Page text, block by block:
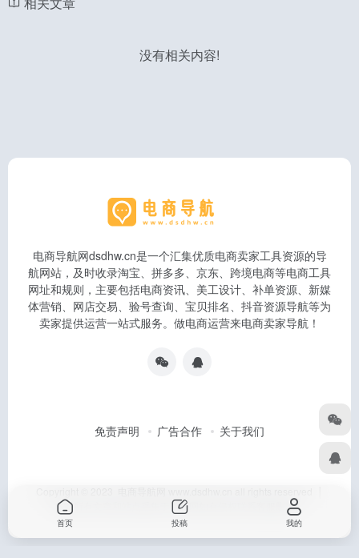
没有相关内容!
电商导航网dsdhw.cn是一个汇集优质电商卖家工具资源的导
航网站，及时收录淘宝、拼多多、京东、跨境电商等电商工具
网址和规则，主要包括电商资讯、美工设计、补单资源、新媒
体营销、网店交易、验号查询、宝贝排名、抖音资源导航等为
卖家提供运营一站式服务。做电商运营来电商卖家导航！
免责声明 广告合作 关于我们
本站所有文章和站点采集于互联网如有侵权联系客服删除
首页 投稿 我的